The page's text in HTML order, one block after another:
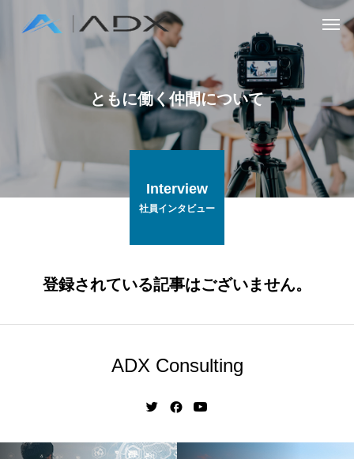
ともに働く仲間について
Interview
社員インタビュー
登録されている記事はございません。
ADX Consulting